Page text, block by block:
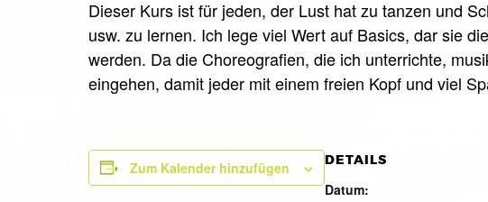
Dieser Kurs ist für jeden, der Lust hat zu tanzen und
usw. zu lernen. Ich lege viel Wert auf Basics, dar sie
werden. Da die Choreografien, die ich unterrichte,
eingehen, damit jeder mit einem freien Kopf und viel
Zum Kalender hinzufügen DETAILS
Datum: